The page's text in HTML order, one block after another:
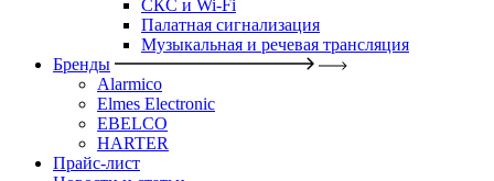
СКС и Wi-Fi
Палатная сигнализация
Музыкальная и речевая трансляция
Бренды
Alarmico
Elmes Electronic
EBELCO
HARTER
Прайс-лист